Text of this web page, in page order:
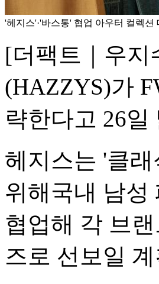
'헤지스'·'바스통' 협업 아우터 컬렉션
[더팩트｜우지
(HAZZYS)가
략한다고 26일
헤지스는 '클
위해국내 남성
협업해 각 브
즈로 선보일